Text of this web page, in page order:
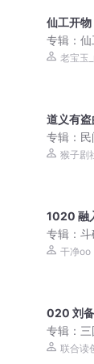
仙工开
专辑： 仙
果断 | 大
老宝玉
道义有盗
专辑：
玄乎事儿
猴子剧
1020 融
专辑： 斗
多人剧
干净oo
020 刘
专辑：
联合读